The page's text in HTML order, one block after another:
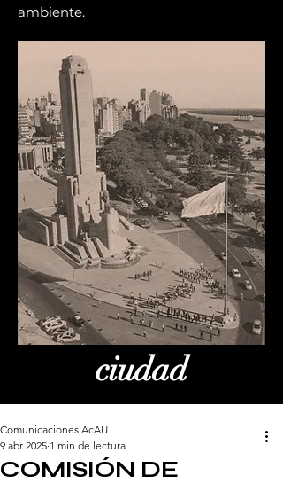
ambiente.
ciudad
COMISIÓN DE
Comunicaciones AcAU
9 abr 2025 1 min de lectura